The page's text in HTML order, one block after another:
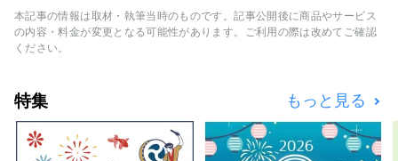
「100年に1度」とも言われる再開発が進み、
まちの移り変わりが進む一方、昔ながらの人情
いうまちの特徴にもつながっています。
本記事の情報は取材・執筆当時のものです。記事公開後に商品やサービス
の内容・料金が変更となる可能性があります。ご利用の際は改めてご確認
ください。
特集 もっと見る